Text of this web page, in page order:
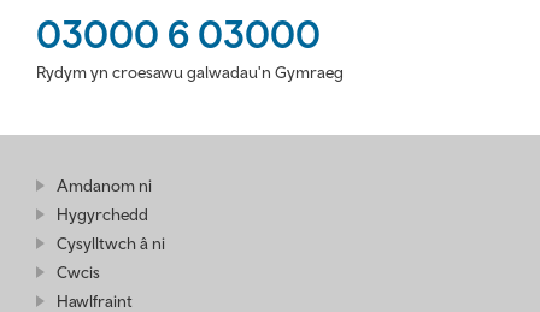
03000 6 03000
Rydym yn croesawu galwadau'n Gymraeg
Amdanom ni
Hygyrchedd
Cysylltwch â ni
Cwcis
Hawlfraint